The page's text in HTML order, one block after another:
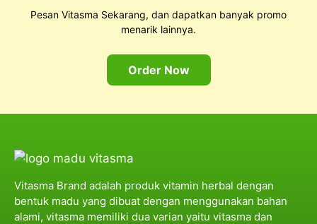
Pesan Vitasma Sekarang, dan dapatkan banyak promo
menarik lainnya.
Order Now
Vitasma Brand adalah produk vitamin herbal dengan
bentuk madu yang dibuat dengan menggunakan bahan
alami, vitasma memiliki dua varian yaitu vitasma dan